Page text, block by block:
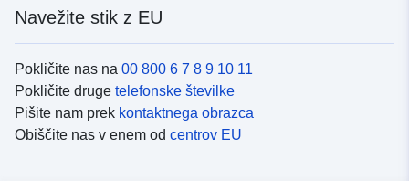
Navežite stik z EU
Pokličite nas na 00 800 6 7 8 9 10 11
Pokličite druge telefonske številke
Pišite nam prek kontaktnega obrazca
Obiščite nas v enem od centrov EU